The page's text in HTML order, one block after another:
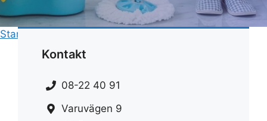
Start
Kontakt
08-22 40 91
Varuvägen 9